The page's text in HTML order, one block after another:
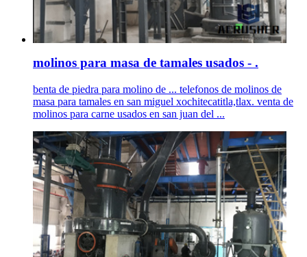
molinos para masa de tamales usados - .
benta de piedra para molino de ... telefonos de molinos de
masa para tamales en san miguel xochitecatitla,tlax. venta de
molinos para carne usados en san juan del ...